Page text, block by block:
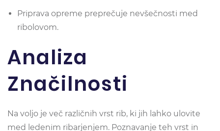
Priprava opreme preprečuje nevšečnosti med
ribolovom.
Analiza
Značilnosti
Na voljo je več različnih vrst rib, ki jih lahko ulovite
med ledenim ribarjenjem. Poznavanje teh vrst in